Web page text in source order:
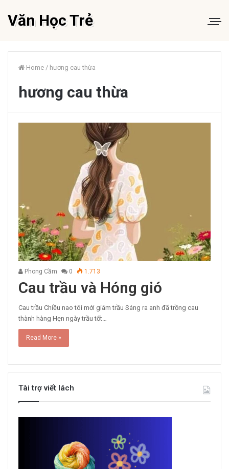
Văn Học Trẻ
Home / hương cau thừa
hương cau thừa
Phong Cầm 0 1.713
Cau trầu và Hóng gió
Cau trầu Chiều nao tôi mới giâm trầu Sáng ra anh đã trồng cau
thành hàng Hẹn ngày trầu tốt…
Read More »
Tài trợ viết lách